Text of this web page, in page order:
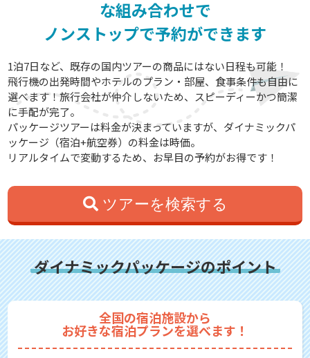
な組み合わせで
ノンストップで予約ができます
1泊7日など、既存の国内ツアーの商品にはない日程も可能！
飛行機の出発時間やホテルのプラン・部屋、食事条件も自由に
選べます！旅行会社が仲介しないため、スピーディーかつ簡潔
に手配が完了。
パッケージツアーは料金が決まっていますが、ダイナミックパ
ッケージ（宿泊+航空券）の料金は時価。
リアルタイムで変動するため、お早目の予約がお得です！
ツアーを検索する
ダイナミックパッケージのポイント
全国の宿泊施設から
お好きな宿泊プランを選べます！